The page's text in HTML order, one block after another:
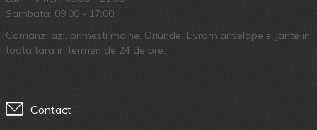
Sambata: 09:00 - 17:00
Comanzi azi, primesti maine. Oriunde. Livram anvelope si jante in
toata tara in termen de 24 de ore.
Contact